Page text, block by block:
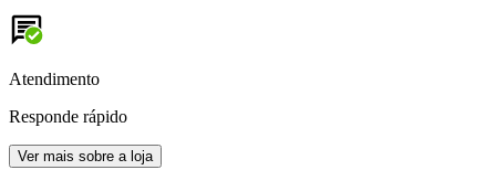
Atendimento
Responde rápido
Ver mais sobre a loja